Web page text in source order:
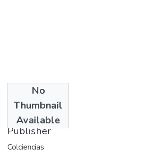
No
Thumbnail
Available
1981
Publisher
Colciencias